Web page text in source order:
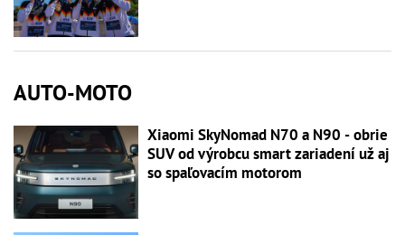
AUTO-MOTO
Xiaomi SkyNomad N70 a N90 - obrie
SUV od výrobcu smart zariadení už aj
so spaľovacím motorom